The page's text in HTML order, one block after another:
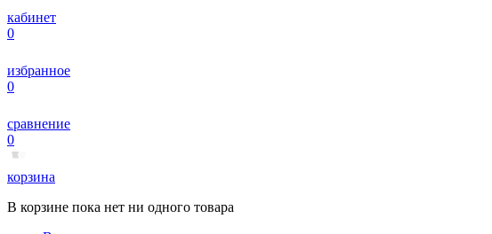
кабинет
0
избранное
0
сравнение
0
корзина
В корзине пока нет ни одного товара